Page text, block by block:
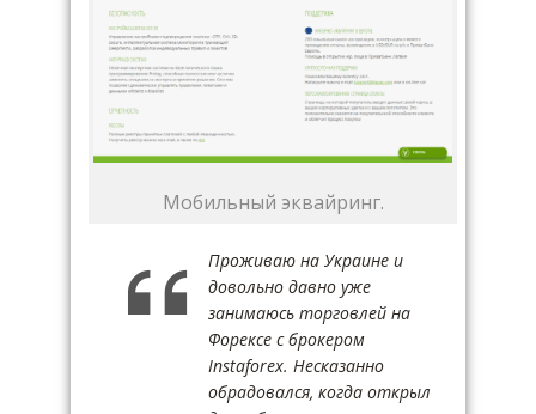
Мобильный эквайринг.
Проживаю на Украине и
довольно давно уже
занимаюсь торговлей на
Форексе с брокером
Instaforex. Несказанно
обрадовался, когда открыл